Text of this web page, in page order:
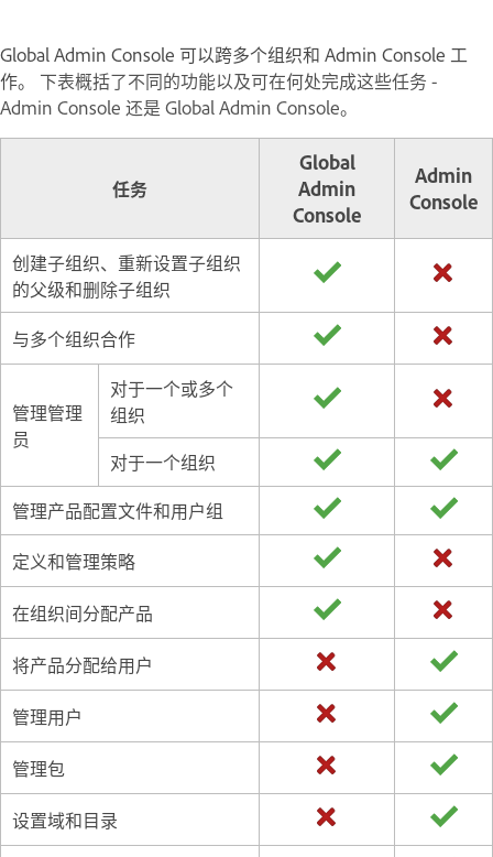
Global Admin Console 可以跨多个组织和 Admin Console 工
作。 下表概括了不同的功能以及可在何处完成这些任务 -
Admin Console 还是 Global Admin Console。
任务
Global
Admin
Console
Admin
Console
创建子组织、重新设置子组织
的父级和删除子组织
与多个组织合作
管理管理
员
对于一个或多个
组织
对于一个组织
管理产品配置文件和用户组
定义和管理策略
在组织间分配产品
将产品分配给用户
管理用户
管理包
设置域和目录